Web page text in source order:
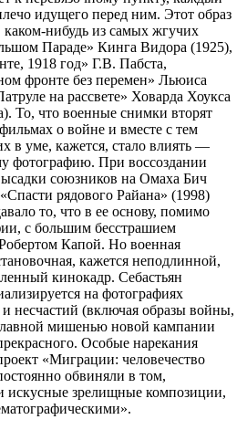
идущего перед ним. Этот образ
каком-нибудь из самых жгучих
Параде» Кинга Видора (1925),
1918 год» Г.В. Пабста,
фронте без перемен» Льюиса
на рассвете» Ховарда Хоукса
То, что военные снимки вторят
о войне и вместе с тем
в уме, кажется, стало влиять —
фотографию. При воссоздании
союзников на Омаха Бич
рядового Райана» (1998)
то, что в ее основу, помимо
с большим бесстрашием
Капой. Но военная
кажется неподлинной,
кинокадр. Себастьян
на фотографиях
и несчастий (включая образы войны,
мишенью новой кампании
Особые нарекания
«Миграции: человечество
обвиняли в том,
искусные зрелищные композиции,